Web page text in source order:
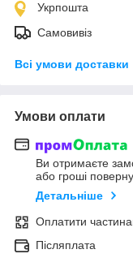
Укрпошта
Самовивіз
Всі умови доставки
Умови оплати
Ви отримаєте
або гроші
Детальніше
Оплатити
Післяплата